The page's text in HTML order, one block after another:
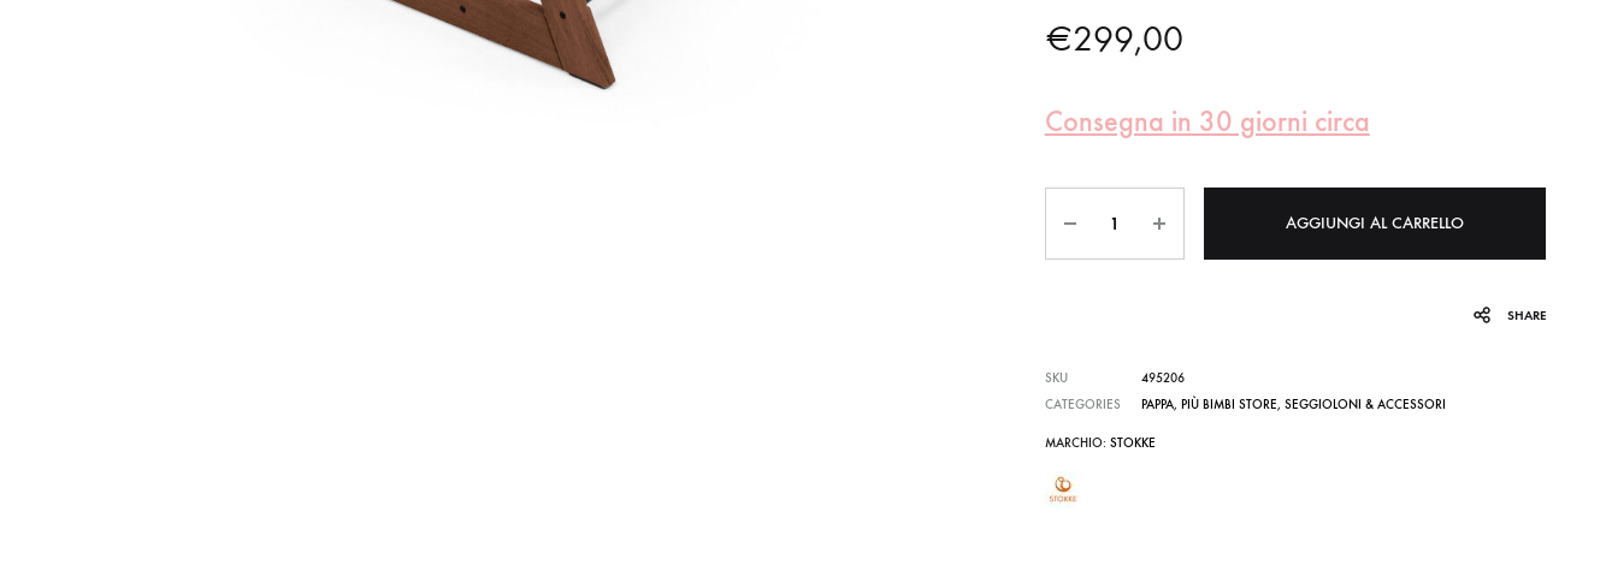
€299,00
Consegna in 30 giorni circa
AGGIUNGI AL CARRELLO
SHARE
SKU
495206
CATEGORIES
PAPPA, PIÙ BIMBI STORE, SEGGIOLONI & ACCESSORI
MARCHIO: STOKKE